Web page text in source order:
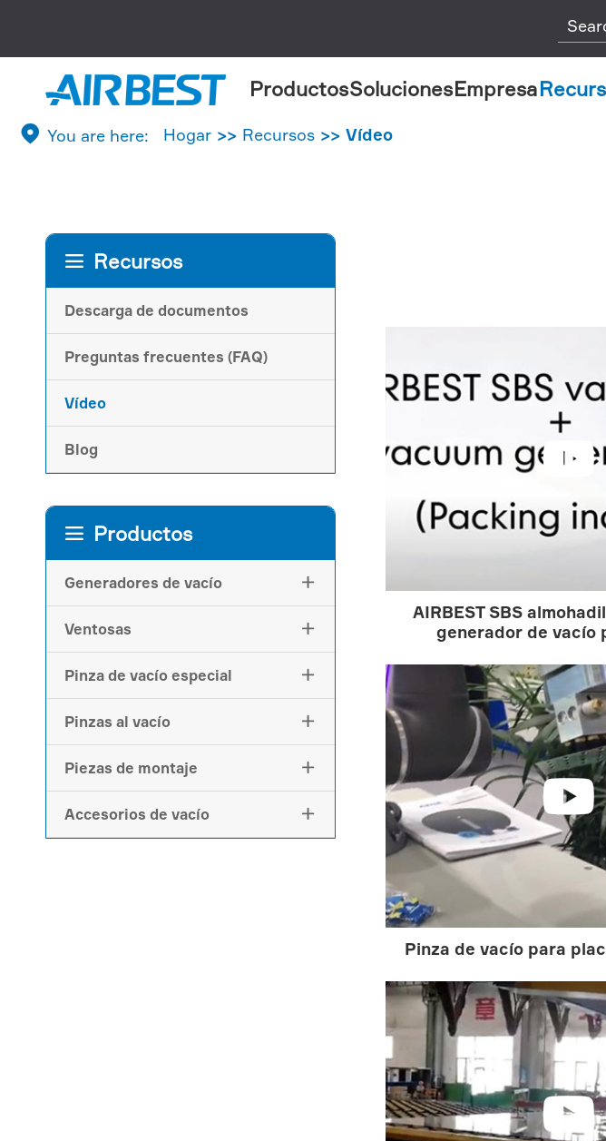
ProductosSolucionesEmpresa
 Hogar Recursos Vídeo
 Recursos
Descarga de documentos
Preguntas frecuentes (FAQ)
Vídeo
Blog
 Productos
Generadores de vacío 
Ventosas 
Pinza de vacío especial 
Pinzas al vacío 
Piezas de montaje 
Accesorios de vacío 

AIRBEST SBS
generador de vacío

Pinza de vacío para
